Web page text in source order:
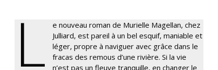
L
e nouveau roman de Murielle Magellan, chez
Julliard, est pareil à un bel esquif, maniable et
léger, propre à naviguer avec grâce dans le
fracas des remous d’une rivière. Si la vie
n’est pas un fleuve tranquille, en changer le